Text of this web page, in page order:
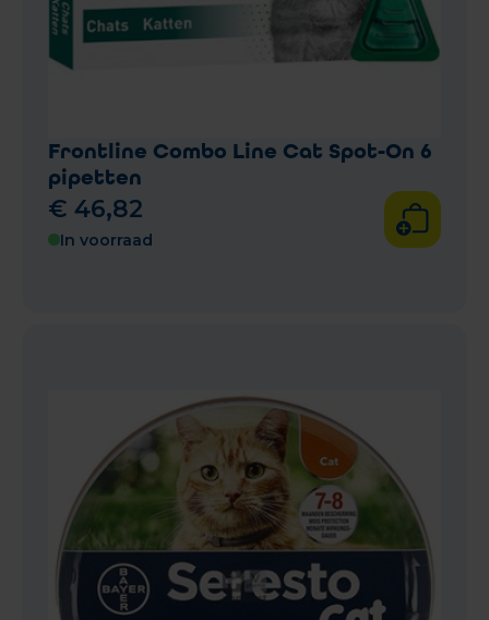
Frontline Combo Line Cat Spot-On 6
pipetten
€ 46,82
In voorraad